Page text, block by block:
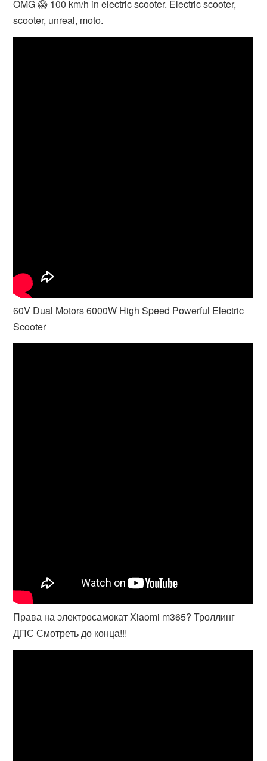
OMG 😱 100 km/h in electric scooter. Electric scooter,
scooter, unreal, moto.
60V Dual Motors 6000W High Speed Powerful Electric
Scooter
Права на электросамокат Xiaomi m365? Троллинг
ДПС Смотреть до конца!!!